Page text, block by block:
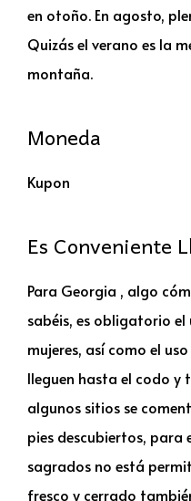
en otoño. En agosto,
Quizás el verano es la
montaña.
Moneda
Kupon
Es Conveniente
Para Georgia , algo
sabéis, es obligatorio
mujeres, así como el
lleguen hasta el codo y
algunos sitios se
pies descubiertos, para
sagrados no está
fresco y cerrado